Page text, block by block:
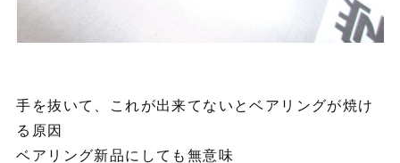
手を抜いて、これが出来てないとベアリングが焼け
る原因
ベアリング新品にしても無意味